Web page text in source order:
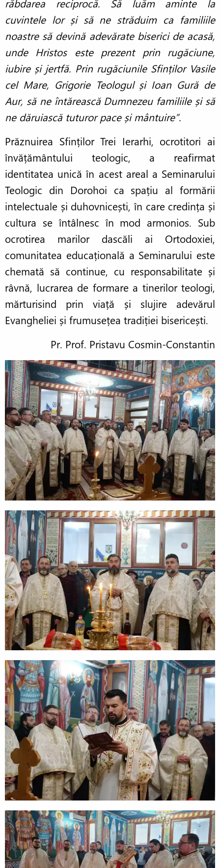
răbdarea reciprocă. Să luăm aminte la
cuvintele lor și să ne străduim ca familiile
noastre să devină adevărate biserici de acasă,
unde Hristos este prezent prin rugăciune,
iubire și jertfă. Prin rugăciunile Sfinților Vasile
cel Mare, Grigorie Teologul și Ioan Gură de
Aur, să ne întărească Dumnezeu familiile și să
ne dăruiască tuturor pace și mântuire”.
Prăznuirea Sfinților Trei Ierarhi, ocrotitori ai
învățământului teologic, a reafirmat
identitatea unică în acest areal a Seminarului
Teologic din Dorohoi ca spațiu al formării
intelectuale și duhovnicești, în care credința și
cultura se întâlnesc în mod armonios. Sub
ocrotirea marilor dascăli ai Ortodoxiei,
comunitatea educațională a Seminarului este
chemată să continue, cu responsabilitate și
râvnă, lucrarea de formare a tinerilor teologi,
mărturisind prin viață și slujire adevărul
Evangheliei și frumusețea tradiției bisericești.
Pr. Prof. Pristavu Cosmin-Constantin